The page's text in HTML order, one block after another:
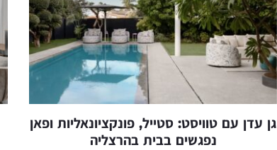
גן עדן עם טוויסט: סטייל, פונקציונאליות ופאן
נפגשים בבית בהרצליה